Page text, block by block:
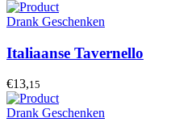
Drank Geschenken
Italiaanse Tavernello
€13,15
Drank Geschenken